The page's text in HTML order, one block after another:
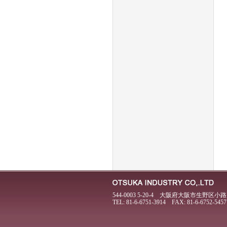
544-0003 5-20-4 大阪府大阪市生野区小路
TEL: 81-6-6751-3914 FAX: 81-6-6752-5457